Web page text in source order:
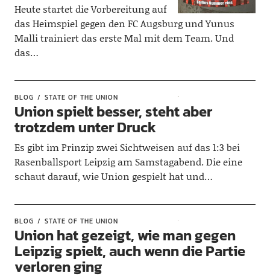
Heute startet die Vorbereitung auf
das Heimspiel gegen den FC Augsburg und Yunus
Malli trainiert das erste Mal mit dem Team. Und
das…
BLOG STATE OF THE UNION
Union spielt besser, steht aber
trotzdem unter Druck
Es gibt im Prinzip zwei Sichtweisen auf das 1:3 bei
Rasenballsport Leipzig am Samstagabend. Die eine
schaut darauf, wie Union gespielt hat und…
BLOG STATE OF THE UNION
Union hat gezeigt, wie man gegen
Leipzig spielt, auch wenn die Partie
verloren ging